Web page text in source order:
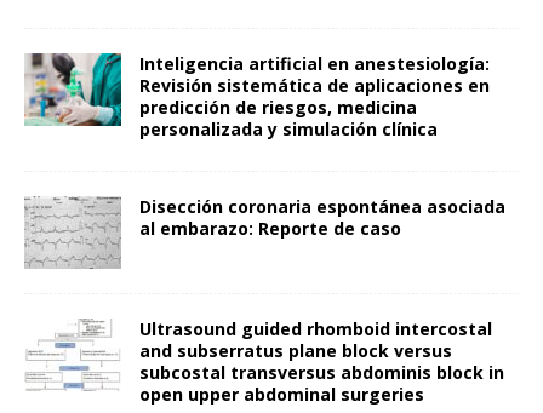
Inteligencia artificial en anestesiología:
Revisión sistemática de aplicaciones en
predicción de riesgos, medicina
personalizada y simulación clínica
Disección coronaria espontánea asociada
al embarazo: Reporte de caso
Ultrasound guided rhomboid intercostal
and subserratus plane block versus
subcostal transversus abdominis block in
open upper abdominal surgeries